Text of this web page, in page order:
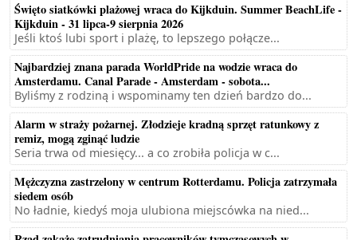
Święto siatkówki plażowej wraca do Kijkduin. Summer BeachLife -
Kijkduin - 31 lipca-9 sierpnia 2026
Jeśli ktoś lubi sport i plażę, to lepszego połącze...
Najbardziej znana parada WorldPride na wodzie wraca do
Amsterdamu. Canal Parade - Amsterdam - sobota...
Byliśmy z rodziną i wspominamy ten dzień bardzo do...
Alarm w straży pożarnej. Złodzieje kradną sprzęt ratunkowy z
remiz, mogą zginąć ludzie
Seria trwa od miesięcy... a co zrobiła policja w c...
Mężczyzna zastrzelony w centrum Rotterdamu. Policja zatrzymała
siedem osób
No ładnie, kiedyś moja ulubiona miejscówka na nied...